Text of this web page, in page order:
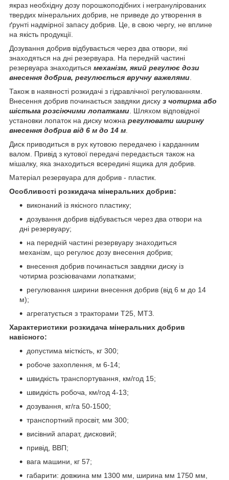
якраз необхідну дозу порошкоподібних і негранулірованих
твердих мінеральних добрив, не приведе до утворення в
ґрунті надмірної запасу добрив. Це, в свою чергу, не вплине
на якість продукції.
Дозування добрив відбувається через два отвори, які
знаходяться на дні резервуара. На передній частині
резервуара знаходиться механізм, який регулює дози
внесення добрив, регулюється вручну важелями
Також в наявності розкидачі з гідравлічної регулюванням.
Внесення добрив починається завдяки диску з чотирма або
шістьма розсіючими лопатками . Шляхом відповідної
установки лопаток на диску можна регулювати ширину
внесення добрив від 6 м до 14 м
Диск приводиться в рух кутовою передачею і карданним
валом. Привід з кутової передачі передається також на
мішалку, яка знаходиться всередині ящика для добрив.
Матеріал резервуара для добрив - пластик.
Особливості розкидача мінеральних добрив:
виконаний із якісного пластику;
дозування добрив відбувається через два отвори на
дні резервуару;
на передній частині резервуару знаходиться
механізм, що регулює дозу внесення добрив;
внесення добрив починається завдяки диску із
чотирма розсіювачами лопатками;
регулювання ширини внесення добрив (від 6 м до 14
м);
агрегатується з тракторами Т25, МТЗ.
Характеристики розкидача мінеральних добрив
навісного:
допустима місткість, кг 300;
робоче захоплення, м 6-14;
швидкість транспортування, км/год 15;
швидкість робоча, км/год 4-13;
дозування, кг/га 50-1500;
транспортний просвіт, мм 300;
висівний апарат, дисковий;
привід, ВВП;
вага машини, кг 57;
габарити: довжина мм 1300 мм, ширина мм 1750 мм,